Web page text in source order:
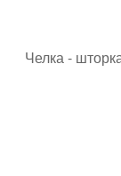
Челка -